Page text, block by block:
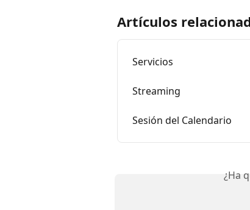
Artículos
Servicios
Streaming
Sesión del Calendario
¿Ha